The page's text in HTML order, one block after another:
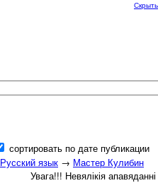
сортировать по дате публикации
Скрыть
Русский язык → Мастер Кулибин
Увага!!! Невялікія